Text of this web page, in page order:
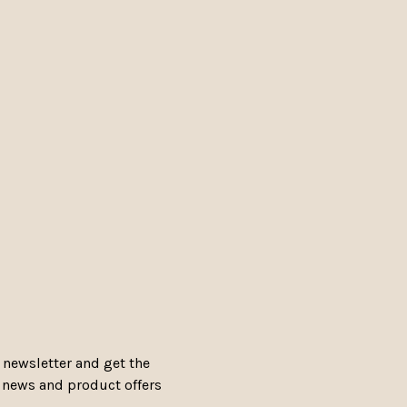
and get the
and product offers